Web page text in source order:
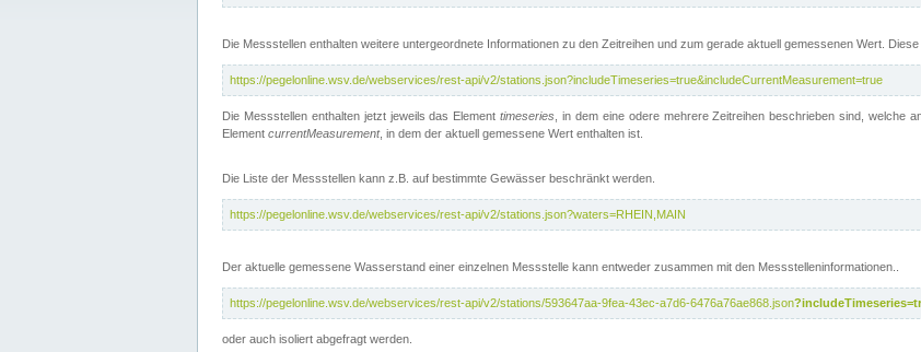
Die Messstellen enthalten weitere untergeordnete Informationen zu den Zeitreihen und zum gerade aktuell gemessenen Wert.
https://pegelonline.wsv.de/webservices/rest-api/v2/stations.json?includeTimeseries=true&includeCurrentMeasurement=true
Die Messstellen enthalten jetzt jeweils das Elementtimeseries , in dem eine odere mehrere Zeitreihen beschrieben sind, welche
Element currentMeasurement, in dem der aktuell gemessene Wert enthalten ist.
Die Liste der Messstellen kann z.B. auf bestimmte Gewässer beschränkt werden.
https://pegelonline.wsv.de/webservices/rest-api/v2/stations.json?waters=RHEIN,MAIN
Der aktuelle gemessene Wasserstand einer einzelnen Messstelle kann entweder zusammen mit den Messstelleninformationen..
https://pegelonline.wsv.de/webservices/rest-api/v2/stations/593647aa-9fea-43ec-a7d6-6476a76ae868.json
oder auch isoliert abgefragt werden.